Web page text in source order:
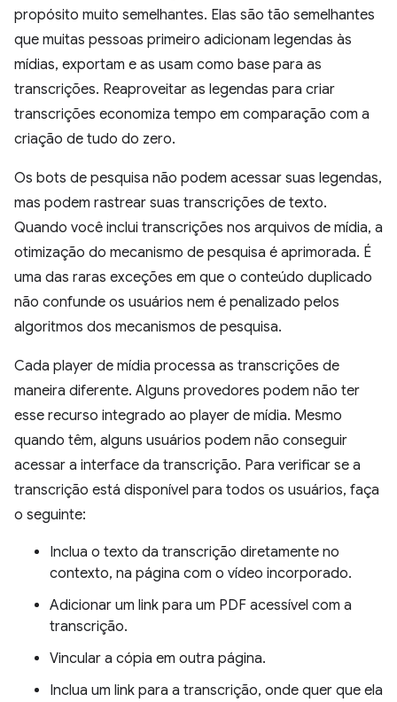
propósito muito semelhantes. Elas são tão semelhantes
que muitas pessoas primeiro adicionam legendas às
mídias, exportam e as usam como base para as
transcrições. Reaproveitar as legendas para criar
transcrições economiza tempo em comparação com a
criação de tudo do zero.
Os bots de pesquisa não podem acessar suas legendas,
mas podem rastrear suas transcrições de texto.
Quando você inclui transcrições nos arquivos de mídia, a
otimização do mecanismo de pesquisa é aprimorada. É
uma das raras exceções em que o conteúdo duplicado
não confunde os usuários nem é penalizado pelos
algoritmos dos mecanismos de pesquisa.
Cada player de mídia processa as transcrições de
maneira diferente. Alguns provedores podem não ter
esse recurso integrado ao player de mídia. Mesmo
quando têm, alguns usuários podem não conseguir
acessar a interface da transcrição. Para verificar se a
transcrição está disponível para todos os usuários, faça
o seguinte:
Inclua o texto da transcrição diretamente no
contexto, na página com o vídeo incorporado.
Adicionar um link para um PDF acessível com a
transcrição.
Vincular a cópia em outra página.
Inclua um link para a transcrição, onde quer que ela